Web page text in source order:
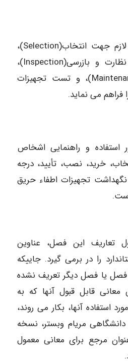
این استاندارد مقدمات لازم جهت انتخاب(Selection)،
نصب (Installation)، نظارت و بازرسی(Inspection)،
تعمیر و نگهداشت(Maintenance)، و تست تجهیزات
فراهم می نماید.
استفاده و راهنمایی اشخاص
خرید، نصب، تأیید، درجه
تجهیزات اطفاء حریق
تعاریف این فصل، عناوین
را در برمی گیرد. جاییکه
یا فصل دیگر تعریف نشده
معانی قابل قبول آنها که به
استفاده آنها، بکار می روند،
مریام وبستر، نسخه
مرجع برای معانی معمول